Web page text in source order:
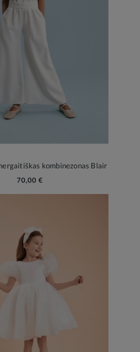
kombinezonas Blair
70,00 €